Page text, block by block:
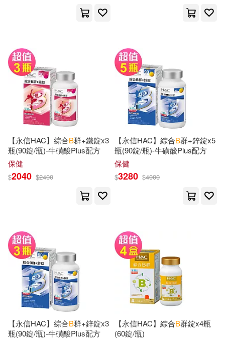
King(225)
Springer B. Eng(224)
Samuel(223) Charles(222)
Bruns B. Eng(219)
Baker(216) Edward(215)
Amy B.(214) Evans(213)
B. (EDT)(211) Kevin B.(208)
Pearson Prentice Hall(94)
Warner Bros Pubns(94)
A & B Book Dist Inc(93)
Childs World(93)
B C Decker Inc(91)
Houghton Mifflin School(91)
慕客館(90)
Tate Pub & Enterprises Llc(88)
書林(84)
【永信HAC】綜合B群+鐵錠x3
瓶(90錠/瓶)-牛磺酸Plus配方
保健
$2040 $2400
【永信HAC】綜合B群+鋅錠x5
瓶(90錠/瓶)-牛磺酸Plus配方
保健
$3280 $4000
【永信HAC】綜合B群+鋅錠x3
瓶(90錠/瓶)-牛磺酸Plus配方
【永信HAC】綜合B群錠x4瓶
(60錠/瓶)